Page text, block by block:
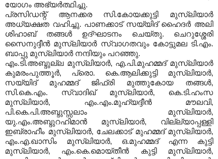
യോഗം അഭ്യര്‍ത്ഥിച്ചു.
പ്രസിഡന്റ് ആനക്കര സി.കോയക്കുട്ടി മുസ്‌ലിയാര്‍
അധ്യക്ഷത വഹിച്ചു. പാണക്കാട് സയ്യിദ് ഹൈദര്‍ അലി
ശിഹാബ് തങ്ങള്‍ ഉദ്ഘാടനം ചെയ്തു. ചെറുശ്ശേരി
സൈനുദ്ദീന്‍ മുസ്‌ലിയാര്‍ സ്വാഗതവും കോട്ടുമല ടി.എം.
ബാപ്പു മുസ്‌ലിയാര്‍ നന്ദിയും പറഞ്ഞു.
എം.ടി.അബ്ദുല്ല മുസ്‌ലിയാര്‍, എ.പി.മുഹമ്മദ് മുസ്‌ലിയാര്‍
കുമരംപുത്തൂര്‍, പ്രൊ. കെ.ആലിക്കുട്ടി മുസ്‌ലിയാര്‍,
സയ്യിദ് മുഹമ്മദ് ജിഫ്രി മുത്തുകോയ തങ്ങള്‍,
സി.കെ.എം. സ്വാദിഖ് മുസ്‌ലിയാര്‍, കെ.ടി.ഹംസ
മുസ്‌ലിയാര്‍, എം.എം.മുഹ്‌യദ്ദീന്‍ മൗലവി,
പി.കെ.പി.അബ്ദുസ്സലാം മുസ്‌ലിയാര്‍,
യു.എം.അബ്ദുറഹിമാന്‍ മുസ്‌ലിയാര്‍, വില്ല്യാപ്പള്ളി
ഇബ്രാഹീം മുസ്‌ലിയാര്‍, ചേലക്കാട് മുഹമ്മദ് മുസ്‌ലിയാര്‍,
എം.എ.ഖാസിം മുസ്‌ലിയാര്‍, ഒ.മുഹമ്മദ് എന്ന കുട്ടി
മുസ്‌ലിയാര്‍, എം.കെ.മൊയ്തീന്‍ കുട്ടി മുസ്‌ലിയാര്‍,